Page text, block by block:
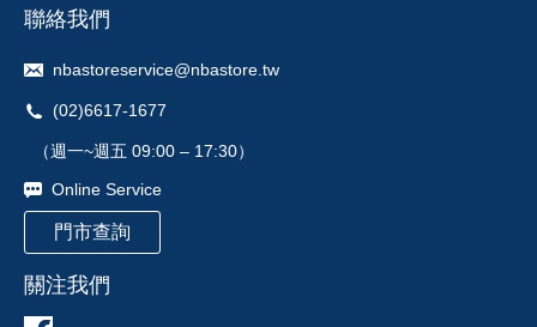
聯絡我們
nbastoreservice@nbastore.tw
(02)6617-1677
（週一~週五 09:00 – 17:30）
Online Service
門市查詢
關注我們